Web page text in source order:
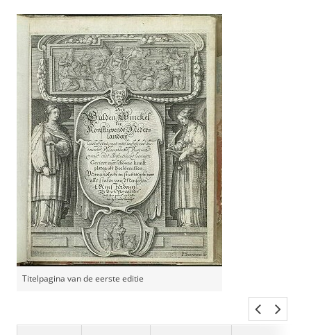
Titelpagina van de eerste editie